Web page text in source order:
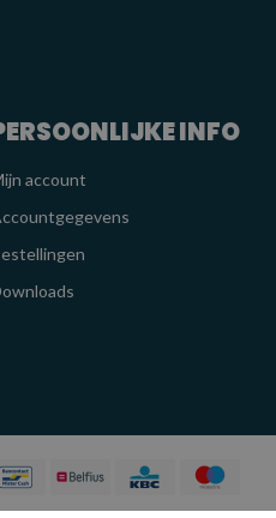
INFO
account